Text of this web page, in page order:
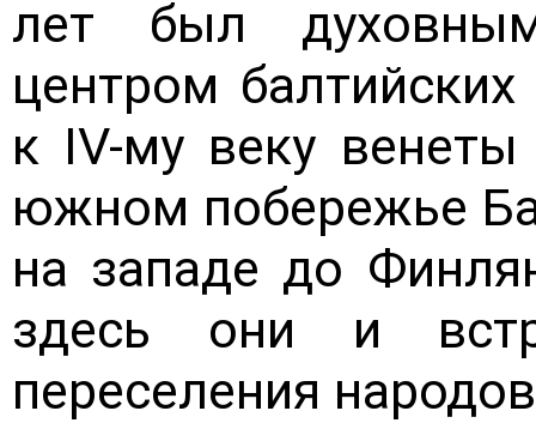
лет был
центром
к IV-му веку
южном побережье
на западе до
здесь они и
переселения